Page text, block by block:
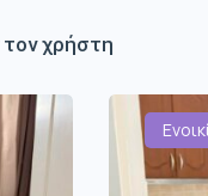
χρήστη